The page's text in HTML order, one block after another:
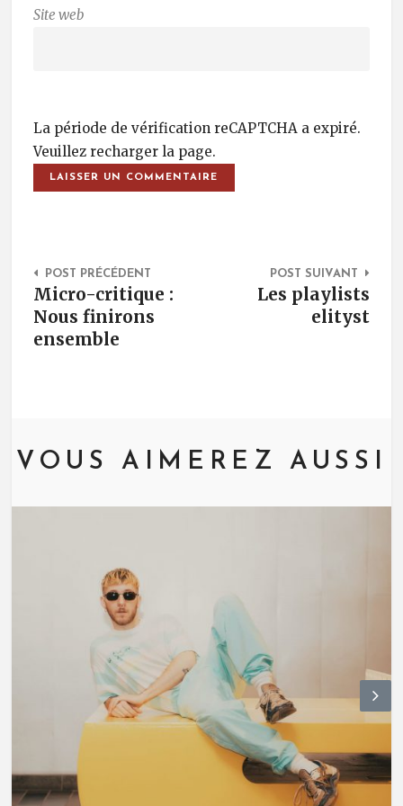
Site web
La période de vérification reCAPTCHA a expiré.
Veuillez recharger la page.
Post Navigation
POST PRÉCÉDENT
Micro-critique :
Nous finirons
ensemble
POST SUIVANT
Les playlists
elityst
VOUS AIMEREZ AUSSI
N
ex
t